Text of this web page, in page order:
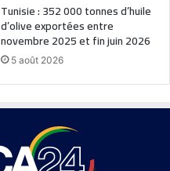
Tunisie : 352 000 tonnes d’huile
d’olive exportées entre
novembre 2025 et fin juin 2026
5 août 2026